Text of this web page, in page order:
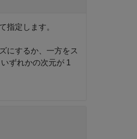
指定します。
にするか、一方をス
ずれかの次元が 1